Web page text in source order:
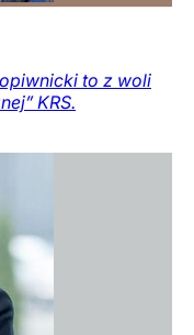
to z woli
KRS.